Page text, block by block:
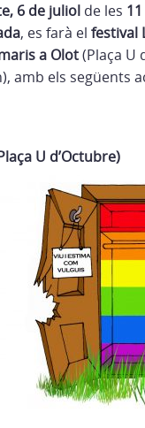
6 de juliol de les
, es farà el festival
a Olot(Plaça U
amb els següents
U d’Octubre)